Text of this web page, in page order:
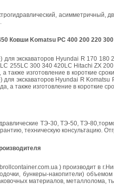
асимметричный,
Ковши Komatsu PC 400 200 220
экскаваторов Hyundai R 170
255LC 300 340 420LC Hitachi ZX
также изготовление в короткие
экскаваторов Hyundai R
а также изготовление в короткие
ТЭ-30, ТЭ-50, ТЭ-
техническую консультацию.
) производит в
бункеры-накопители)
материалов, металлолома,